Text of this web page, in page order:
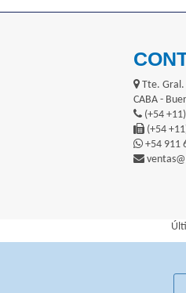
Tte. Gral.
CABA -
(+54
(+54
+54 911